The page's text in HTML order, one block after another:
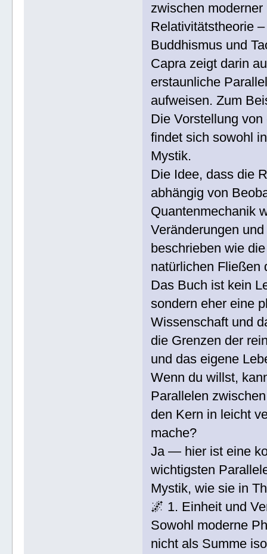
zwischen
Relativitätstheorie
Buddhismus und
Capra zeigt darin
erstaunliche
aufweisen. Zum
Die Vorstellung
findet sich sowohl
Mystik.
Die Idee, dass die
abhängig von
Quantenmechanik
Veränderungen
beschrieben wie
natürlichen Fließen
Das Buch ist kein
sondern eher eine
Wissenschaft und
die Grenzen der
und das eigene
Wenn du willst,
Parallelen
den Kern in leicht
mache?
Ja — hier ist eine
wichtigsten
Mystik, wie sie in
🌌 1. Einheit und
Sowohl moderne
nicht als Summe